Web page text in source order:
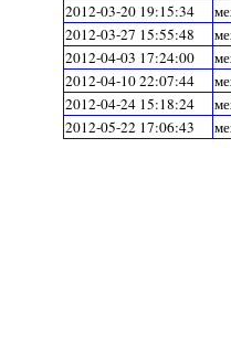
2012-03-20 19:15:34
2012-03-27 15:55:48
2012-04-03 17:24:00
2012-04-10 22:07:44
2012-04-24 15:18:24
2012-05-22 17:06:43